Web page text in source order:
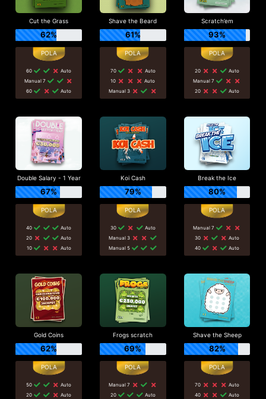
Cut the Grass
62%
60
Auto
Manual 7
60
Auto
Shave the Beard
61%
70
Auto
10
Auto
Manual 3
Scratch’em
93%
20
Auto
Manual 7
20
Auto
Double Salary - 1 Year
67%
40
Auto
20
Auto
10
Auto
Koi Cash
79%
30
Auto
Manual 3
Manual 5
Break the Ice
80%
Manual 7
30
Auto
40
Auto
Gold Coins
62%
50
Auto
20
Auto
Frogs scratch
69%
Manual 7
20
Auto
Shave the Sheep
82%
70
Auto
40
Auto